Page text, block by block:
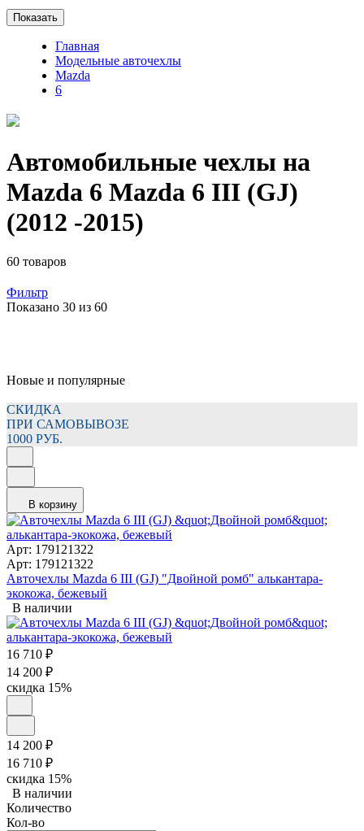
Показать
Главная
Модельные авточехлы
Mazda
6
Автомобильные чехлы на
Mazda 6 Mazda 6 III (GJ)
(2012 -2015)
60 товаров
Фильтр
Показано 30 из 60
Новые и популярные
СКИДКА
ПРИ САМОВЫВОЗЕ
1000 РУБ.
В корзину
Арт: 179121322
Арт: 179121322
Авточехлы Mazda 6 III (GJ) "Двойной ромб" алькантара-
экокожа, бежевый
В наличии
16 710 ₽
14 200 ₽
скидка 15%
14 200 ₽
16 710 ₽
скидка 15%
В наличии
Количество
Кол-во